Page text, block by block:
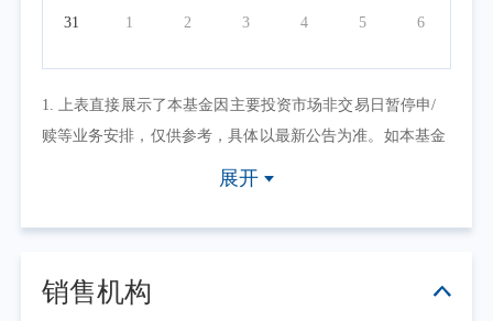
31 1 2 3 4 5 6
1. 上表直接展示了本基金因主要投资市场非交易日暂停申/
赎等业务安排，仅供参考，具体以最新公告为准。如本基金
因其他原因暂停申/赎等业务或有其他交易状态限制的，可点
2. 上表默认展示一个自然月的开放日安排，如需要查询本基
间区间。
展开
销售机构